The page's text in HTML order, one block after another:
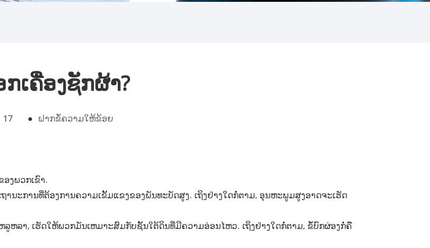
ເຄື່ອງຊັກຜ້າ?
17 ● ຝາກຂໍ້ຄວາມໃຫ້ຂ້ອຍ
ງພວກເຂົາ.
ະການທີ່ຕ້ອງການຄວາມເຂັ້ມແຂງຂອງພັນທະບັດສູງ. ເຖິງຢ່າງໃດກໍ່ຕາມ, ອຸນຫະພູມສູງອາດຈະເຮັດ
ລາ, ເຮັດໃຫ້ພວກມັນເຫມາະສົມກັບຊັ້ນໃຕ້ດິນທີ່ມີຄວາມອ່ອນໄຫວ. ເຖິງຢ່າງໃດກໍ່ຕາມ, ຂໍ້ບົກຜ່ອງກໍ່ຄື